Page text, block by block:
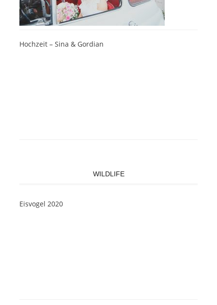
Hochzeit – Sina & Gordian
WILDLIFE
Eisvogel 2020